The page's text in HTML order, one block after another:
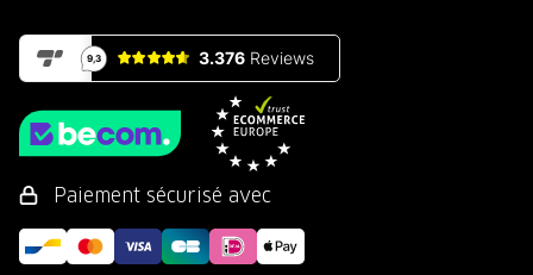
Paiement sécurisé avec